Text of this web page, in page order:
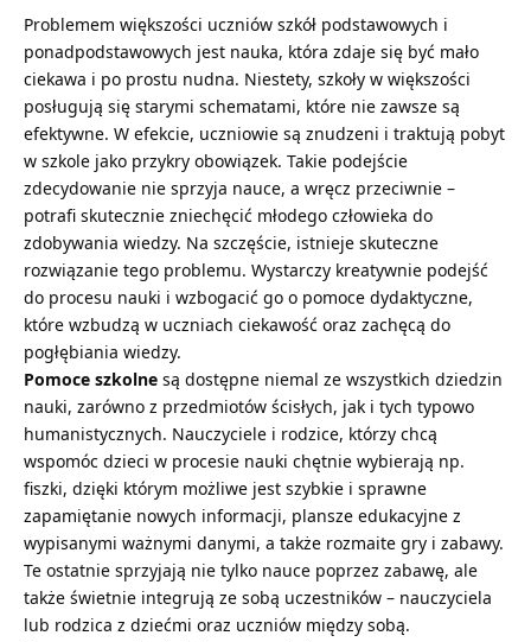
Problemem większości uczniów szkół podstawowych i
ponadpodstawowych jest nauka, która zdaje się być mało
ciekawa i po prostu nudna. Niestety, szkoły w większości
posługują się starymi schematami, które nie zawsze są
efektywne. W efekcie, uczniowie są znudzeni i traktują pobyt
w szkole jako przykry obowiązek. Takie podejście
zdecydowanie nie sprzyja nauce, a wręcz przeciwnie –
potrafi skutecznie zniechęcić młodego człowieka do
zdobywania wiedzy. Na szczęście, istnieje skuteczne
rozwiązanie tego problemu. Wystarczy kreatywnie podejść
do procesu nauki i wzbogacić go o pomoce dydaktyczne,
które wzbudzą w uczniach ciekawość oraz zachęcą do
pogłębiania wiedzy.
Pomoce szkolne są dostępne niemal ze wszystkich dziedzin
nauki, zarówno z przedmiotów ścisłych, jak i tych typowo
humanistycznych. Nauczyciele i rodzice, którzy chcą
wspomóc dzieci w procesie nauki chętnie wybierają np.
fiszki, dzięki którym możliwe jest szybkie i sprawne
zapamiętanie nowych informacji, plansze edukacyjne z
wypisanymi ważnymi danymi, a także rozmaite gry i zabawy.
Te ostatnie sprzyjają nie tylko nauce poprzez zabawę, ale
także świetnie integrują ze sobą uczestników – nauczyciela
lub rodzica z dziećmi oraz uczniów między sobą.